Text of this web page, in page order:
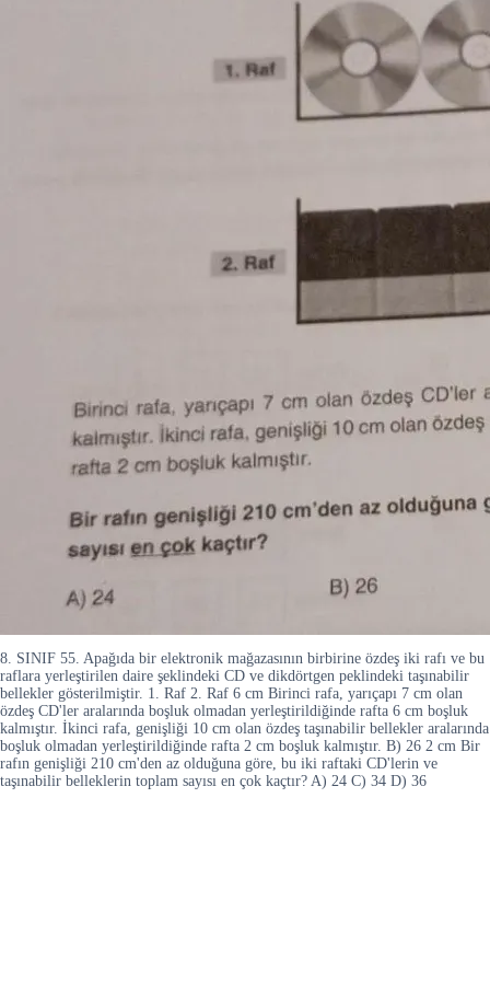
8. SINIF 55. Apağıda bir elektronik mağazasının birbirine özdeş iki rafı ve bu
raflara yerleştirilen daire şeklindeki CD ve dikdörtgen peklindeki taşınabilir
bellekler gösterilmiştir. 1. Raf 2. Raf 6 cm Birinci rafa, yarıçapı 7 cm olan
özdeş CD'ler aralarında boşluk olmadan yerleştirildiğinde rafta 6 cm boşluk
kalmıştır. İkinci rafa, genişliği 10 cm olan özdeş taşınabilir bellekler aralarında
boşluk olmadan yerleştirildiğinde rafta 2 cm boşluk kalmıştır. B) 26 2 cm Bir
rafın genişliği 210 cm'den az olduğuna göre, bu iki raftaki CD'lerin ve
taşınabilir belleklerin toplam sayısı en çok kaçtır? A) 24 C) 34 D) 36